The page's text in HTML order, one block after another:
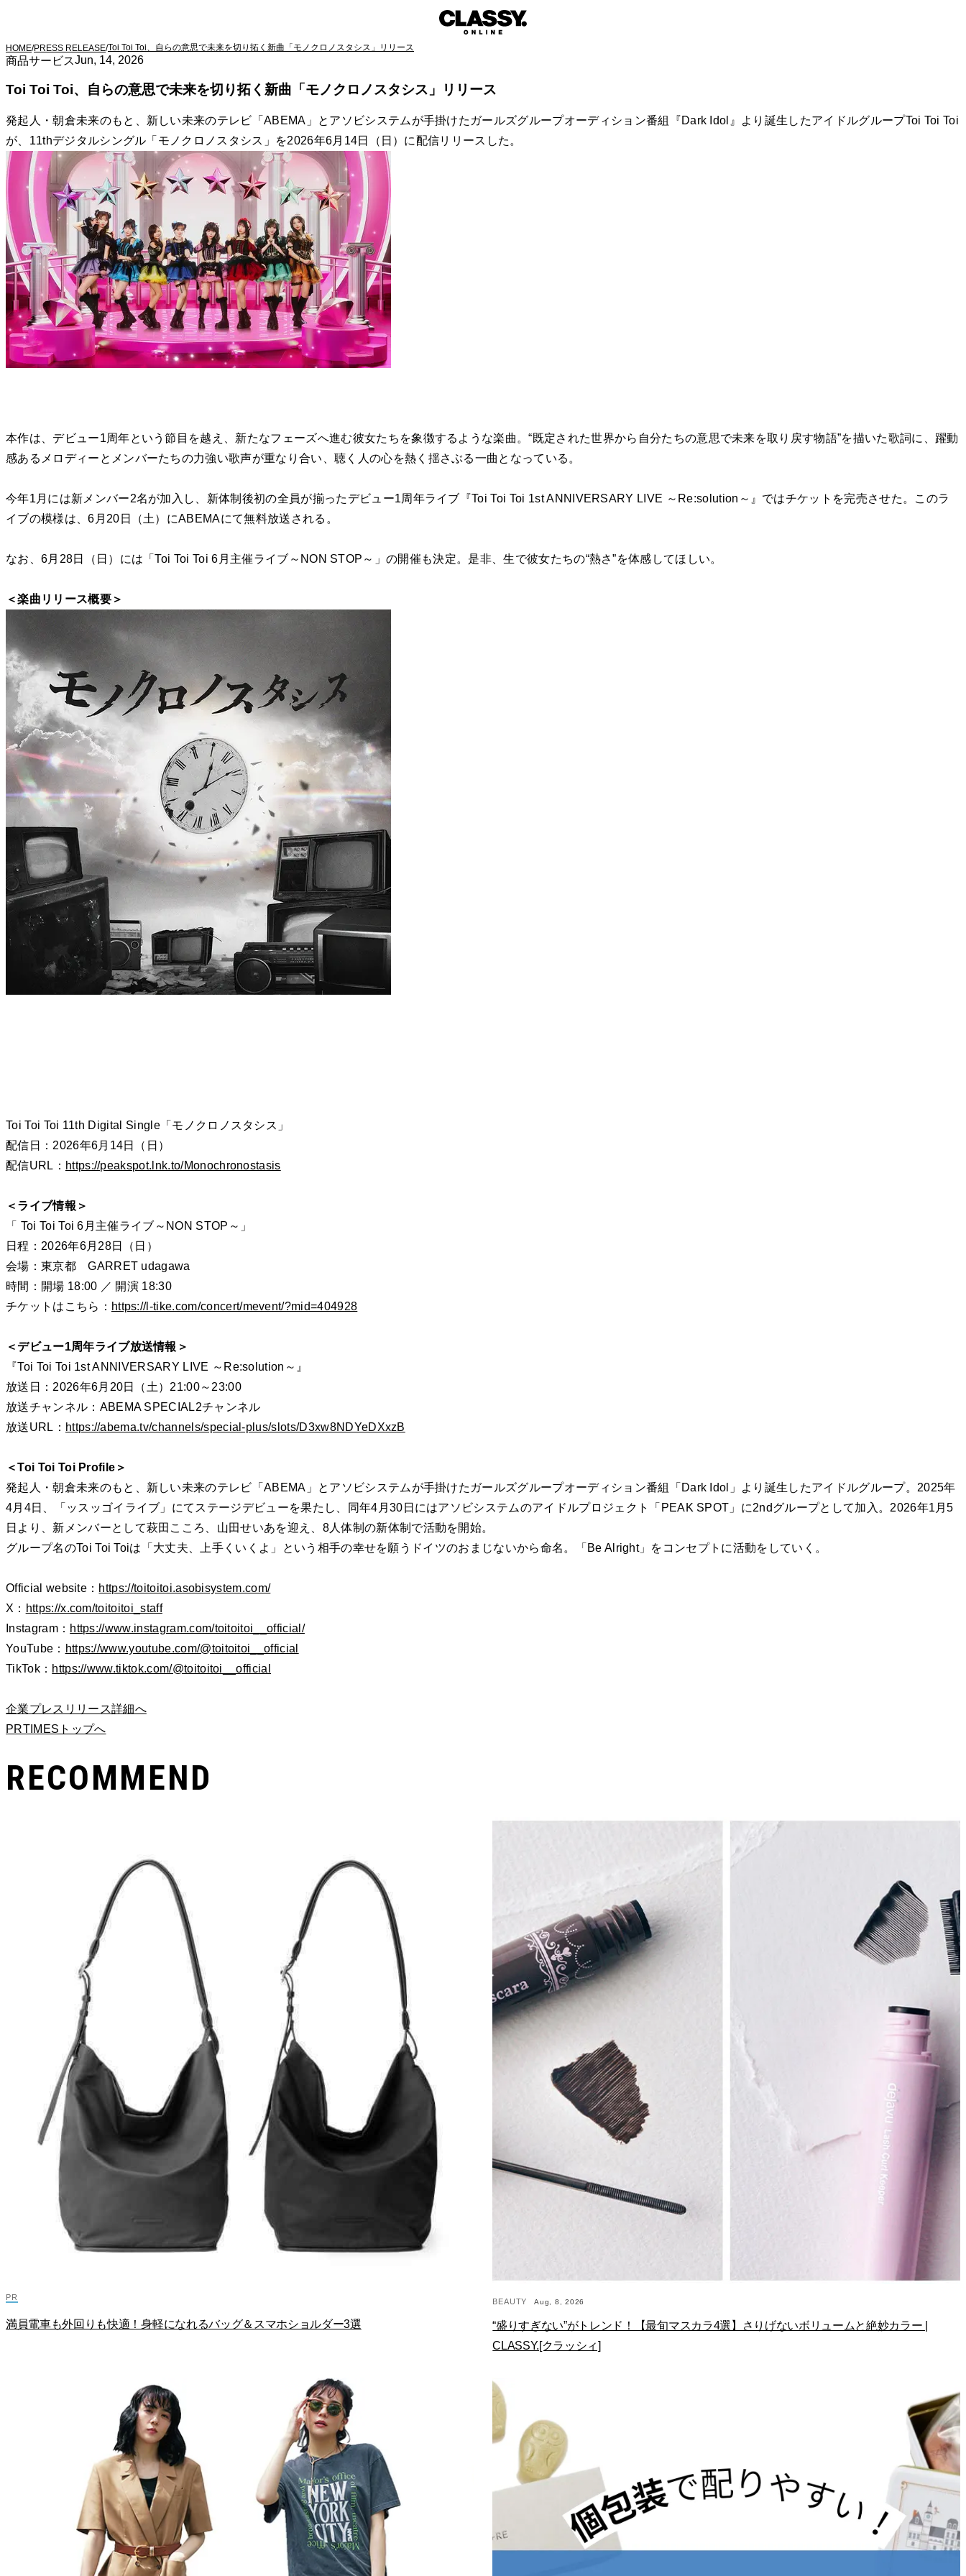
HOME/PRESS RELEASE/Toi Toi Toi、自らの意思で未来を切り拓く新曲「モノクロノスタシス」リリース
商品サービスJun, 14, 2026
Toi Toi Toi、自らの意思で未来を切り拓く新曲「モノクロノスタシス」リリース
発起人・朝倉未来のもと、新しい未来のテレビ「ABEMA」とアソビシステムが手掛けたガールズグループオーディション番組『Dark Idol』より誕生したアイドルグループToi Toi Toi
が、11thデジタルシングル「モノクロノスタシス」を2026年6月14日（日）に配信リリースした。
本作は、デビュー1周年という節目を越え、新たなフェーズへ進む彼女たちを象徴するような楽曲。“既定された世界から自分たちの意思で未来を取り戻す物語”を描いた歌詞に、躍動
感あるメロディーとメンバーたちの力強い歌声が重なり合い、聴く人の心を熱く揺さぶる一曲となっている。
今年1月には新メンバー2名が加入し、新体制後初の全員が揃ったデビュー1周年ライブ『Toi Toi Toi 1st ANNIVERSARY LIVE ～Re:solution～』ではチケットを完売させた。このラ
イブの模様は、6月20日（土）にABEMAにて無料放送される。
なお、6月28日（日）には「Toi Toi Toi 6月主催ライブ～NON STOP～」の開催も決定。是非、生で彼女たちの“熱さ”を体感してほしい。
＜楽曲リリース概要＞
Toi Toi Toi 11th Digital Single「モノクロノスタシス」
配信日：2026年6月14日（日）
配信URL： https://peakspot.lnk.to/Monochronostasis
＜ライブ情報＞
「 Toi Toi Toi 6月主催ライブ～NON STOP～」
日程：2026年6月28日（日）
会場：東京都 GARRET udagawa
時間：開場 18:00 ／ 開演 18:30
チケットはこちら： https://l-tike.com/concert/mevent/?mid=404928
＜デビュー1周年ライブ放送情報＞
『Toi Toi Toi 1st ANNIVERSARY LIVE ～Re:solution～』
放送日：2026年6月20日（土）21:00～23:00
放送チャンネル：ABEMA SPECIAL2チャンネル
放送URL： https://abema.tv/channels/special-plus/slots/D3xw8NDYeDXxzB
＜Toi Toi Toi Profile＞
発起人・朝倉未来のもと、新しい未来のテレビ「ABEMA」とアソビシステムが手掛けたガールズグループオーディション番組「Dark Idol」より誕生したアイドルグループ。2025年
4月4日、「ッスッゴイライブ」にてステージデビューを果たし、同年4月30日にはアソビシステムのアイドルプロジェクト「PEAK SPOT」に2ndグループとして加入。2026年1月5
日より、新メンバーとして萩田こころ、山田せいあを迎え、8人体制の新体制で活動を開始。
グループ名のToi Toi Toiは「大丈夫、上手くいくよ」という相手の幸せを願うドイツのおまじないから命名。「Be Alright」をコンセプトに活動をしていく。
Official website： https://toitoitoi.asobisystem.com/
X： https://x.com/toitoitoi_staff
Instagram： https://www.instagram.com/toitoitoi__official/
YouTube： https://www.youtube.com/@toitoitoi__official
TikTok： https://www.tiktok.com/@toitoitoi__official
企業プレスリリース詳細へ
PRTIMESトップへ
RECOMMEND
満員電車も外回りも快適！身軽になれるバッグ＆スマホショルダー3選
BEAUTY Aug, 8, 2026
“盛りすぎない”がトレンド！【最旬マスカラ4選】さりげないボリュームと絶妙カラー |
CLASSY.[クラッシィ]